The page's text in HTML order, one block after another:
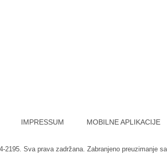
IMPRESSUM MOBILNE APLIKACIJE
2195. Sva prava zadržana. Zabranjeno preuzimanje